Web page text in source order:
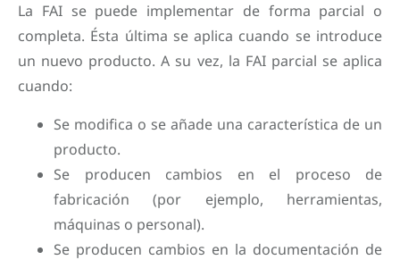
La FAI se puede implementar de forma parcial o
completa. Ésta última se aplica cuando se introduce
un nuevo producto. A su vez, la FAI parcial se aplica
cuando:
Se modifica o se añade una característica de un
producto.
Se producen cambios en el proceso de
fabricación (por ejemplo, herramientas,
máquinas o personal).
Se producen cambios en la documentación de